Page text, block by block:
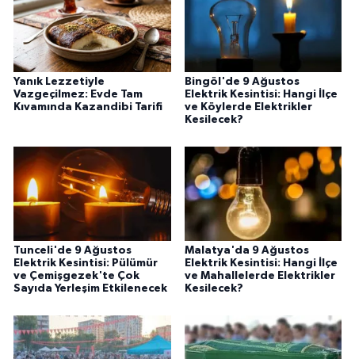
Yanık Lezzetiyle
Vazgeçilmez: Evde Tam
Kıvamında Kazandibi Tarifi
Bingöl'de 9 Ağustos
Elektrik Kesintisi: Hangi İlçe
ve Köylerde Elektrikler
Kesilecek?
Tunceli'de 9 Ağustos
Elektrik Kesintisi: Pülümür
ve Çemişgezek'te Çok
Sayıda Yerleşim Etkilenecek
Malatya'da 9 Ağustos
Elektrik Kesintisi: Hangi İlçe
ve Mahallelerde Elektrikler
Kesilecek?